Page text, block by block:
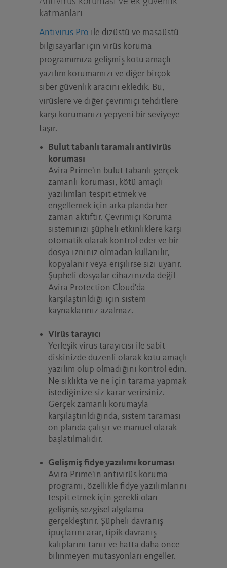
katmanları
Antivirus Pro ile dizüstü ve masaüstü
bilgisayarlar için virüs koruma
programımıza gelişmiş kötü amaçlı
yazılım korumamızı ve diğer birçok
siber güvenlik aracını ekledik. Bu,
virüslere ve diğer çevrimiçi tehditlere
karşı korumanızı yepyeni bir seviyeye
taşır.
Bulut tabanlı taramalı antivirüs
koruması
Avira Prime'ın bulut tabanlı gerçek
zamanlı koruması, kötü amaçlı
yazılımları tespit etmek ve
engellemek için arka planda her
zaman aktiftir. Çevrimiçi Koruma
sisteminizi şüpheli etkinliklere karşı
otomatik olarak kontrol eder ve bir
dosya izniniz olmadan kullanılır,
kopyalanır veya erişilirse sizi uyarır.
Şüpheli dosyalar cihazınızda değil
Avira Protection Cloud'da
karşılaştırıldığı için sistem
kaynaklarınız azalmaz.
Virüs tarayıcı
Yerleşik virüs tarayıcısı ile sabit
diskinizde düzenli olarak kötü amaçlı
yazılım olup olmadığını kontrol edin.
Ne sıklıkta ve ne için tarama yapmak
istediğinize siz karar verirsiniz.
Gerçek zamanlı korumayla
karşılaştırıldığında, sistem taraması
ön planda çalışır ve manuel olarak
başlatılmalıdır.
Gelişmiş fidye yazılımı koruması
Avira Prime'ın antivirüs koruma
programı, özellikle fidye yazılımlarını
tespit etmek için gerekli olan
gelişmiş sezgisel algılama
gerçekleştirir. Şüpheli davranış
ipuçlarını arar, tipik davranış
kalıplarını tanır ve hatta daha önce
bilinmeyen mutasyonları engeller.